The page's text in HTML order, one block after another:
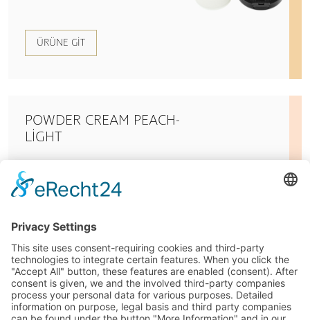
ÜRÜNE GIT
POWDER CREAM PEACH-
LIGHT
ÜRÜNE GIT